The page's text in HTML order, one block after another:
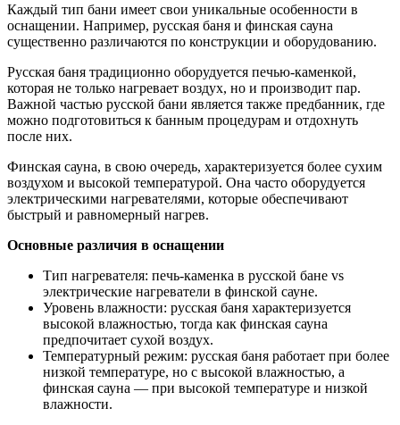
Каждый тип бани имеет свои уникальные особенности в
оснащении. Например, русская баня и финская сауна
существенно различаются по конструкции и оборудованию.
Русская баня традиционно оборудуется печью-каменкой,
которая не только нагревает воздух, но и производит пар.
Важной частью русской бани является также предбанник, где
можно подготовиться к банным процедурам и отдохнуть
после них.
Финская сауна, в свою очередь, характеризуется более сухим
воздухом и высокой температурой. Она часто оборудуется
электрическими нагревателями, которые обеспечивают
быстрый и равномерный нагрев.
Основные различия в оснащении
Тип нагревателя: печь-каменка в русской бане vs
электрические нагреватели в финской сауне.
Уровень влажности: русская баня характеризуется
высокой влажностью, тогда как финская сауна
предпочитает сухой воздух.
Температурный режим: русская баня работает при более
низкой температуре, но с высокой влажностью, а
финская сауна — при высокой температуре и низкой
влажности.